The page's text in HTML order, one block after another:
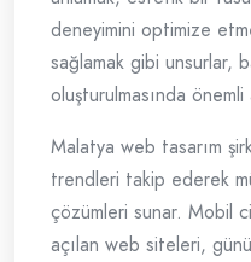
deneyimini optimize
sağlamak gibi unsurlar,
oluşturulmasında önemli
Malatya web tasarım
trendleri takip ederek
çözümleri sunar. Mobil
açılan web siteleri,